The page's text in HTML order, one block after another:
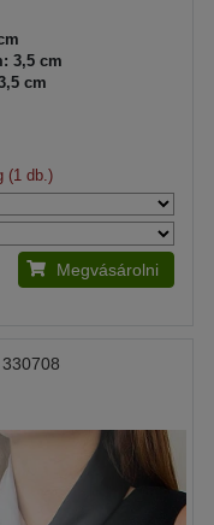
3,5 cm
cm
(1 db.)
Megvásárolni